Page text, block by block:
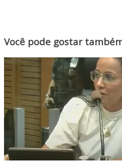
Você pode gostar